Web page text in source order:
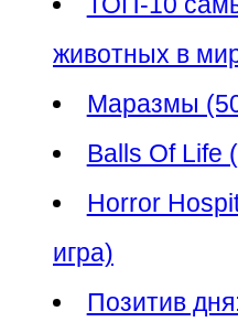
животных в
Маразмы
Balls Of Life
Horror
игра)
Позитив